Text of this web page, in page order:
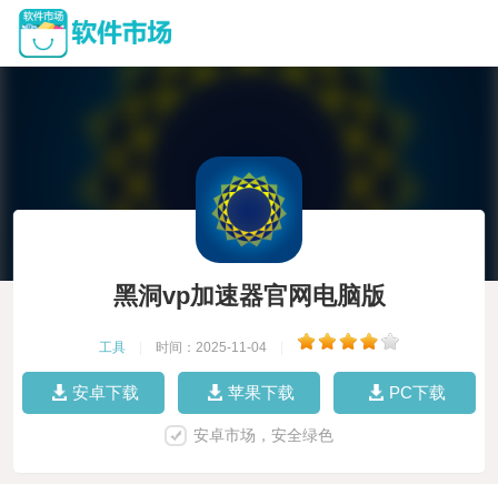
黑洞vp加速器官网电脑版
工具 时间：2025-11-04
安卓下载 苹果下载 PC下载
安卓市场，安全绿色